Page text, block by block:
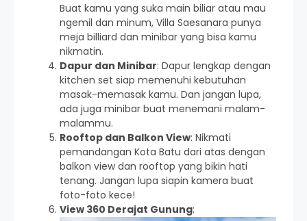
Buat kamu yang suka main biliar atau mau
ngemil dan minum, Villa Saesanara punya
meja billiard dan minibar yang bisa kamu
nikmatin.
Dapur dan Minibar: Dapur lengkap dengan
kitchen set siap memenuhi kebutuhan
masak-memasak kamu. Dan jangan lupa,
ada juga minibar buat menemani malam-
malammu.
Rooftop dan Balkon View: Nikmati
pemandangan Kota Batu dari atas dengan
balkon view dan rooftop yang bikin hati
tenang. Jangan lupa siapin kamera buat
foto-foto kece!
View 360 Derajat Gunung: